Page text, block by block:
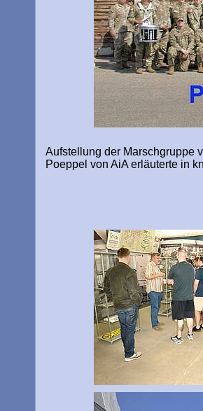
Aufstellung der Marschgruppe
Poeppel von AiA erläuterte in